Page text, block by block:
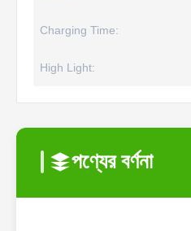
Charging Time:
High Light:
পণ্যের বর্ণনা